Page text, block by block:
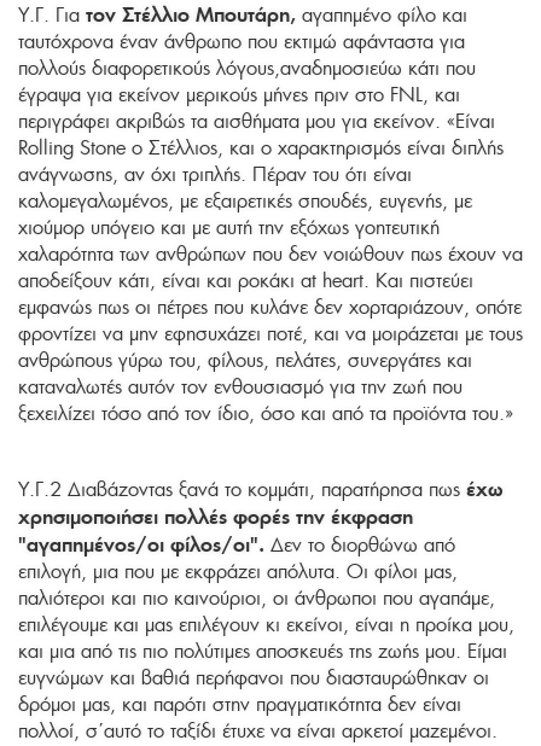
Υ.Γ. Για τον Στέλλιο Μπουτάρη, αγαπημένο φίλο και
ταυτόχρονα έναν άνθρωπο που εκτιμώ αφάνταστα για
πολλούς διαφορετικούς λόγους,αναδημοσιεύω κάτι που
έγραψα για εκείνον μερικούς μήνες πριν στο FNL, και
περιγράφει ακριβώς τα αισθήματα μου για εκείνον. «Είναι
Rolling Stone ο Στέλλιος, και ο χαρακτηρισμός είναι διπλής
ανάγνωσης, αν όχι τριπλής. Πέραν του ότι είναι
καλομεγαλωμένος, με εξαιρετικές σπουδές, ευγενής, με
χιούμορ υπόγειο και με αυτή την εξόχως γοητευτική
χαλαρότητα των ανθρώπων που δεν νοιώθουν πως έχουν να
αποδείξουν κάτι, είναι και ροκάκι at heart. Και πιστεύει
εμφανώς πως οι πέτρες που κυλάνε δεν χορταριάζουν, οπότε
φροντίζει να μην εφησυχάζει ποτέ, και να μοιράζεται με τους
ανθρώπους γύρω του, φίλους, πελάτες, συνεργάτες και
καταναλωτές αυτόν τον ενθουσιασμό για την ζωή που
ξεχειλίζει τόσο από τον ίδιο, όσο και από τα προϊόντα του.»
Υ.Γ.2 Διαβάζοντας ξανά το κομμάτι, παρατήρησα πως έχω
χρησιμοποιήσει πολλές φορές την έκφραση
"αγαπημένος/οι φίλος/οι". Δεν το διορθώνω από
επιλογή, μια που με εκφράζει απόλυτα. Οι φίλοι μας,
παλιότεροι και πιο καινούριοι, οι άνθρωποι που αγαπάμε,
επιλέγουμε και μας επιλέγουν κι εκείνοι, είναι η προίκα μου,
και μια από τις πιο πολύτιμες αποσκευές της ζωής μου. Είμαι
ευγνώμων και βαθιά περήφανοι που διασταυρώθηκαν οι
δρόμοι μας, και παρότι στην πραγματικότητα δεν είναι
πολλοί, σ΄αυτό το ταξίδι έτυχε να είναι αρκετοί μαζεμένοι.